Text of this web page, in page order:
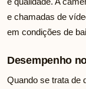
e chamadas de
em condições de
Desempenho
Quando se trata de